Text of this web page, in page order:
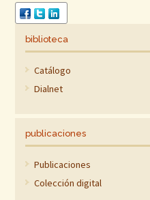
biblioteca
Catálogo
Dialnet
publicaciones
Publicaciones
Colección digital